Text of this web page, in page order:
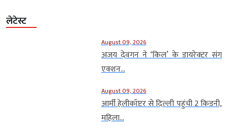
लेटेस्ट
August 09, 2026
अजय देवगन ने ‘किल’ के डायरेक्टर संग
एक्शन...
August 09, 2026
आर्मी हेलीकॉप्टर से दिल्ली पहुंची 2 किडनी,
महिला...